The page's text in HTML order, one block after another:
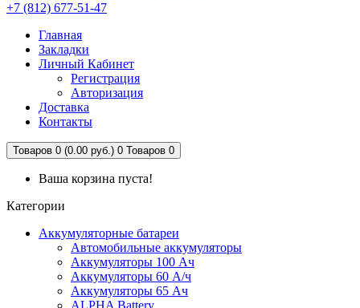
+7 (812) 677-51-47
Главная
Закладки
Личный Кабинет
Регистрация
Авторизация
Доставка
Контакты
Товаров 0 (0.00 руб.) 0 Товаров 0
Ваша корзина пуста!
Категории
Аккумуляторные батареи
Автомобильные аккумуляторы
Аккумуляторы 100 Ач
Аккумуляторы 60 А/ч
Аккумуляторы 65 Ач
ALPHA Battery